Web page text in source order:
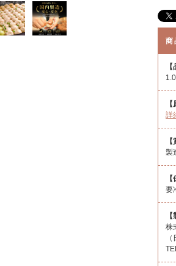
商
詳
製
要
株